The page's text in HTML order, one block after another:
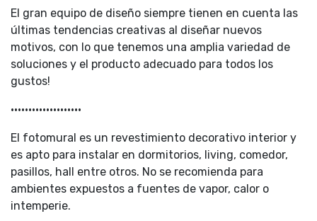
El gran equipo de diseño siempre tienen en cuenta las
últimas tendencias creativas al diseñar nuevos
motivos, con lo que tenemos una amplia variedad de
soluciones y el producto adecuado para todos los
gustos!
••••••••••••••••••••
El fotomural es un revestimiento decorativo interior y
es apto para instalar en dormitorios, living, comedor,
pasillos, hall entre otros. No se recomienda para
ambientes expuestos a fuentes de vapor, calor o
intemperie.